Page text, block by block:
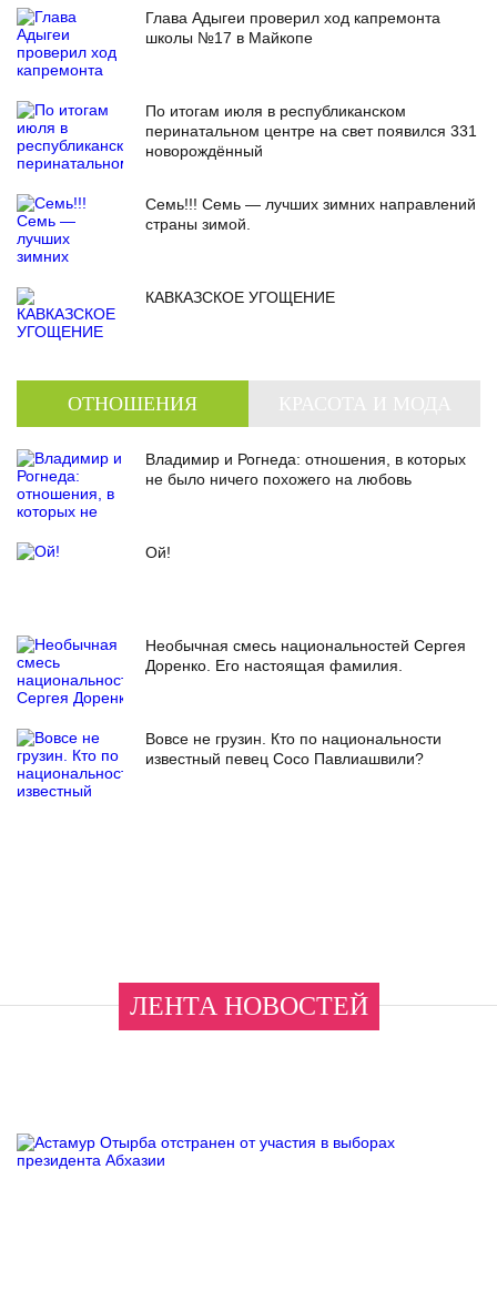
Глава Адыгеи проверил ход капремонта
школы №17 в Майкопе
По итогам июля в республиканском
перинатальном центре на свет появился 331
новорождённый
Семь!!! Семь — лучших зимних направлений
страны зимой.
КАВКАЗСКОЕ УГОЩЕНИЕ
ОТНОШЕНИЯ
Владимир и Рогнеда: отношения, в которых
не было ничего похожего на любовь
Ой!
Необычная смесь национальностей Сергея
Доренко. Его настоящая фамилия.
Вовсе не грузин. Кто по национальности
известный певец Сосо Павлиашвили?
ЛЕНТА НОВОСТЕЙ